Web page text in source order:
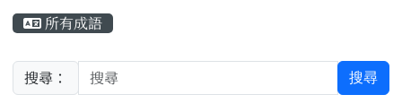
所有成語
搜尋： 搜尋